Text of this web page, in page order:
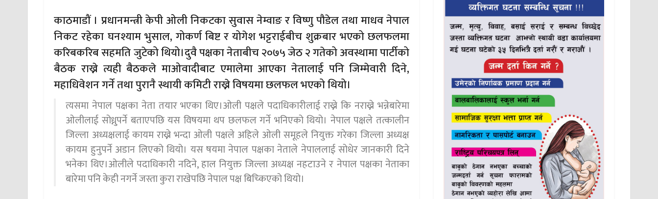
काठमाडाैं । प्रधानमन्त्री केपी ओली निकटका सुवास नेम्वाङ र विष्णु पौडेल तथा माधव नेपाल
निकट रहेका घनश्याम भुसाल, गोकर्ण बिष्ट र योगेश भट्टराईबीच शुक्रबार भएको छलफलमा
करिबकरिब सहमति जुटेको थियो।दुवै पक्षका नेताबीच २०७५ जेठ २ गतेको अवस्थामा पार्टीको
बैठक राख्ने त्यही बैठकले माओवादीबाट एमालेमा आएका नेतालाई पनि जिम्मेवारी दिने,
महाधिवेशन गर्ने तथा पुरानै स्थायी कमिटी राख्ने विषयमा छलफल भएको थियो।
त्यसमा नेपाल पक्षका नेता तयार भएका थिए।ओली पक्षले पदाधिकारीलाई राख्ने कि नराख्ने भन्नेबारेमा
ओलीलाई सोध्नुपर्ने बताएपछि यस विषयमा थप छलफल गर्ने भनिएको थियो। नेपाल पक्षले तत्कालीन
जिल्ला अध्यक्षलाई कायम राख्ने भन्दा ओली पक्षले अहिले ओली समूहले नियुक्त गरेका जिल्ला अध्यक्ष
कायम हुनुपर्ने अडान लिएको थियो। यस षयमा नेपाल पक्षका नेताले नेपाललाई सोधेर जानकारी दिने
भनेका थिए।ओलीले पदाधिकारी नदिने, हाल नियुक्त जिल्ला अध्यक्ष नहटाउने र नेपाल पक्षका नेताका
बारेमा पनि केही नगर्ने जस्ता कुरा राखेपछि नेपाल पक्ष बिच्किएको थियो।